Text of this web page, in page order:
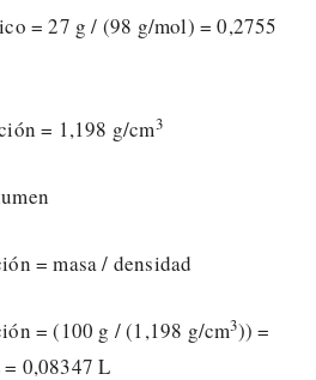
= 27 g / (98 g/mol) = 0,2755
= 1,198 g/cm3
= masa / densidad
= (100 g / (1,198 g/cm3)) =
0,08347 L